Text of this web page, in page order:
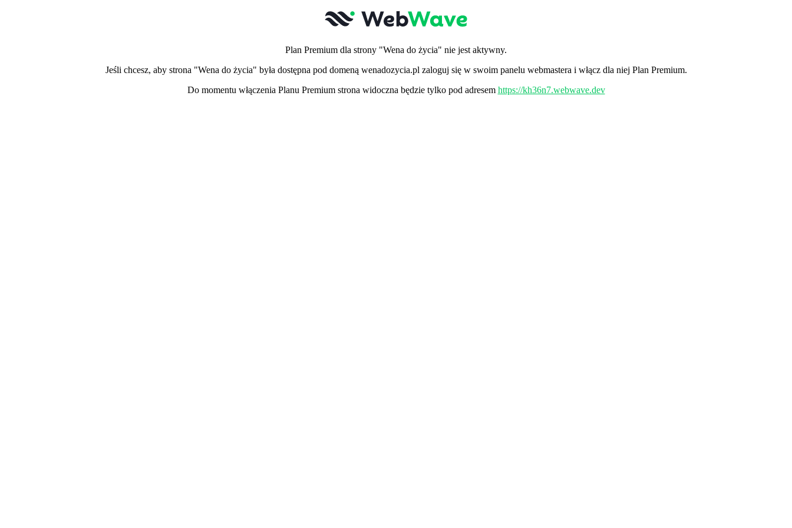
Plan Premium dla strony "Wena do życia" nie jest aktywny.
Jeśli chcesz, aby strona "Wena do życia" była dostępna pod domeną wenadozycia.pl zaloguj się w swoim panelu webmastera i włącz dla niej Plan Premium.
Do momentu włączenia Planu Premium strona widoczna będzie tylko pod adresem https://kh36n7.webwave.dev